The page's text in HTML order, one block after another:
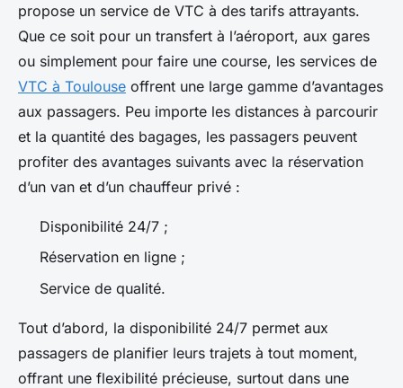
propose un service de VTC à des tarifs attrayants.
Que ce soit pour un transfert à l’aéroport, aux gares
ou simplement pour faire une course, les services de
VTC à Toulouse offrent une large gamme d’avantages
aux passagers. Peu importe les distances à parcourir
et la quantité des bagages, les passagers peuvent
profiter des avantages suivants avec la réservation
d’un van et d’un chauffeur privé :
Disponibilité 24/7 ;
Réservation en ligne ;
Service de qualité.
Tout d’abord, la disponibilité 24/7 permet aux
passagers de planifier leurs trajets à tout moment,
offrant une flexibilité précieuse, surtout dans une